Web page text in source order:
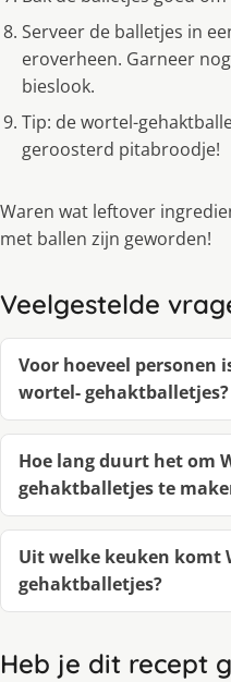
Serveer de balletjes in
eroverheen. Garneer
bieslook.
Tip: de wortel-
geroosterd pitabroodje!
Waren wat leftover
met ballen zijn geworden!
Veelgestelde
Voor hoeveel personen
wortel- gehaktballetjes?
Hoe lang duurt het om
gehaktballetjes te
Uit welke keuken komt
gehaktballetjes?
Heb je dit recept